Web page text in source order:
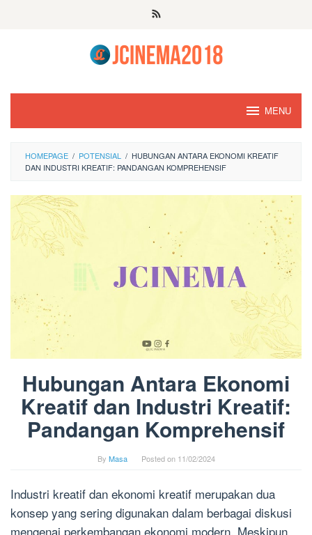
MENU
HOMEPAGE / POTENSIAL / HUBUNGAN ANTARA EKONOMI KREATIF
DAN INDUSTRI KREATIF: PANDANGAN KOMPREHENSIF
Hubungan Antara Ekonomi
Kreatif dan Industri Kreatif:
Pandangan Komprehensif
By Masa Posted on 11/02/2024
Industri kreatif dan ekonomi kreatif merupakan dua
konsep yang sering digunakan dalam berbagai diskusi
mengenai perkembangan ekonomi modern. Meskipun